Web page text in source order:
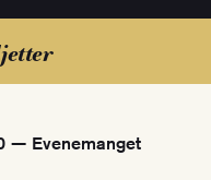
— Evenemanget